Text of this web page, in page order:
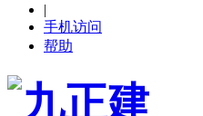
|
手机访问
帮助